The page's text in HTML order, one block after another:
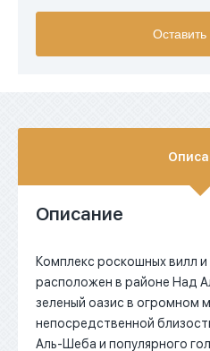
Оставить
Описание
Комплекс роскошных вилл и
расположен в районе Над
зеленый оазис в огромном
непосредственной
Аль-Шеба и популярного